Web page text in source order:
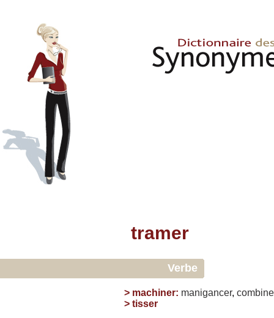
tramer
Verbe
> machiner: manigancer,
> tisser